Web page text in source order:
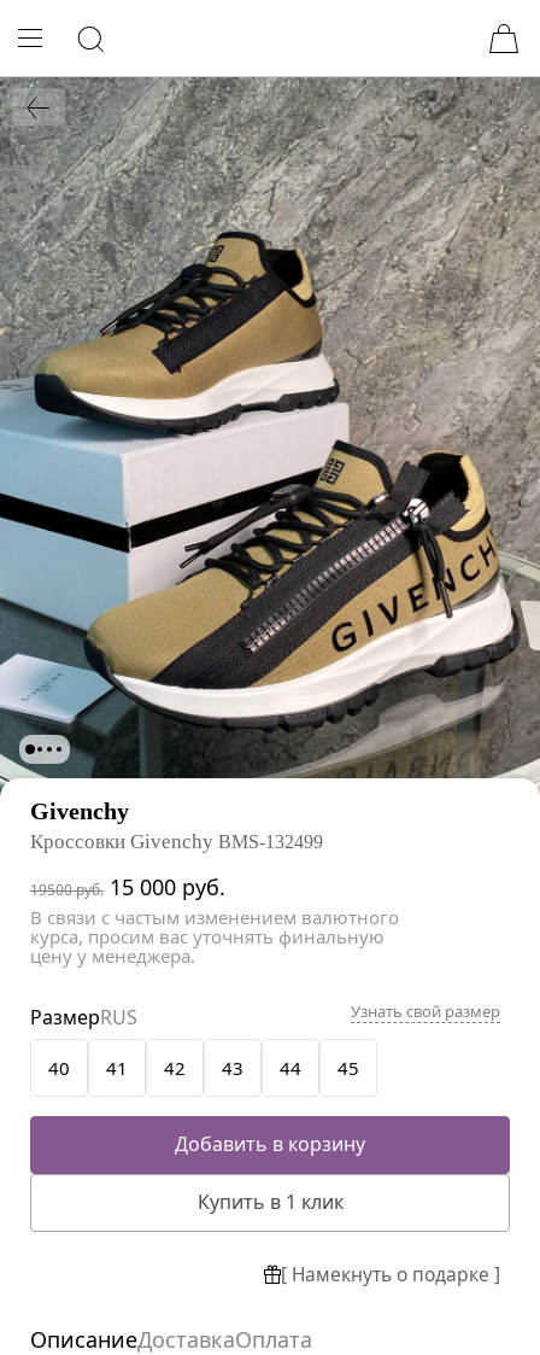
Givenchy
Кроссовки Givenchy BMS-132499
19500 руб. 15 000 руб.
В связи с частым изменением валютного
курса, просим вас уточнять финальную
цену у менеджера.
40 41 42 43 44 45
РазмерRUS Узнать свой размер
Добавить в корзину
Купить в 1 клик
[ Намекнуть о подарке ]
ОписаниеДоставкаОплата